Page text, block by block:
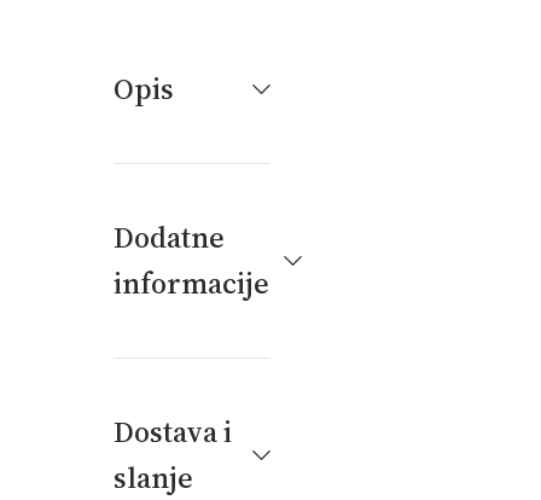
Opis
Dodatne
informacije
Dostava i
slanje